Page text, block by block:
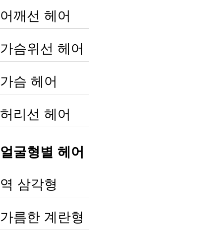
어깨선 헤어
가슴위선 헤어
가슴 헤어
허리선 헤어
얼굴형별 헤어
역 삼각형
가름한 계란형